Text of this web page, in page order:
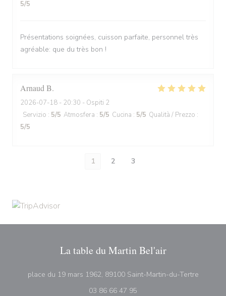
5/5
Présentations soignées, cuisson parfaite, personnel très
agréable: que du très bon !
Arnaud B
2026-07-18 - 20:30 - Ospiti 2
Servizio : 5/5 Atmosfera : 5/5 Cucina : 5/5 Qualità / Prezzo :
5/5
1 2 3
La table du Martin Bel'air
place du 19 mars 1962, 89100 Saint-Martin-du-Tertre((apre
03 86 66 47 95